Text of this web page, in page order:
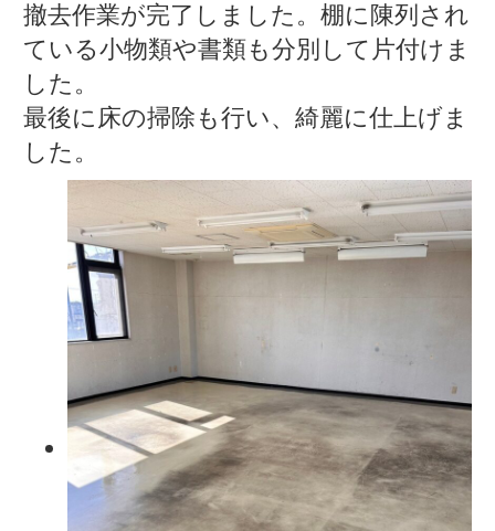
撤去作業が完了しました。棚に陳列され
ている小物類や書類も分別して片付けま
した。
最後に床の掃除も行い、綺麗に仕上げま
した。